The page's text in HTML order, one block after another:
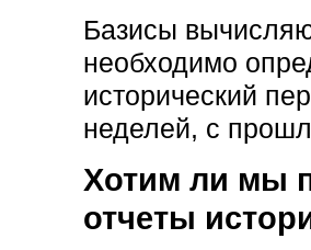
Базисы
необходимо
исторический
неделей, с
Хотим ли мы
отчеты